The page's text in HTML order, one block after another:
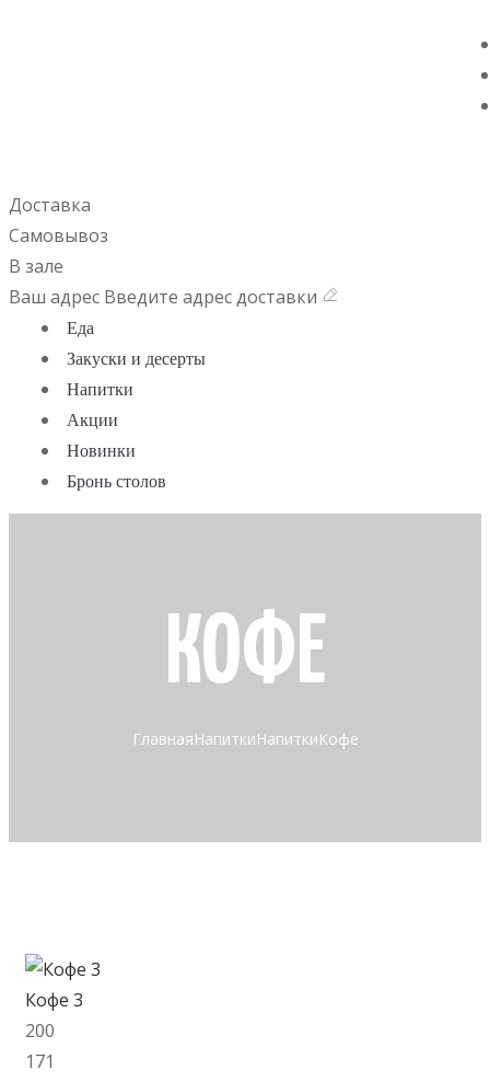
Доставка
Самовывоз
В зале
Ваш адрес Введите адрес доставки
Еда
Закуски и десерты
Напитки
Акции
Новинки
Бронь столов
КОФЕ
ГлавнаяНапиткиНапиткиКофе
Кофе 3
200
171